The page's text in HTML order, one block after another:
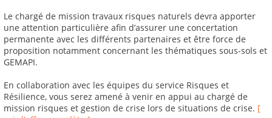
Le chargé de mission travaux risques naturels devra apporter
une attention particulière afin d’assurer une concertation
permanente avec les différents partenaires et être force de
proposition notamment concernant les thématiques sous-sols et
GEMAPI.
En collaboration avec les équipes du service Risques et
Résilience, vous serez amené à venir en appui au chargé de
mission risques et gestion de crise lors de situations de crise. [